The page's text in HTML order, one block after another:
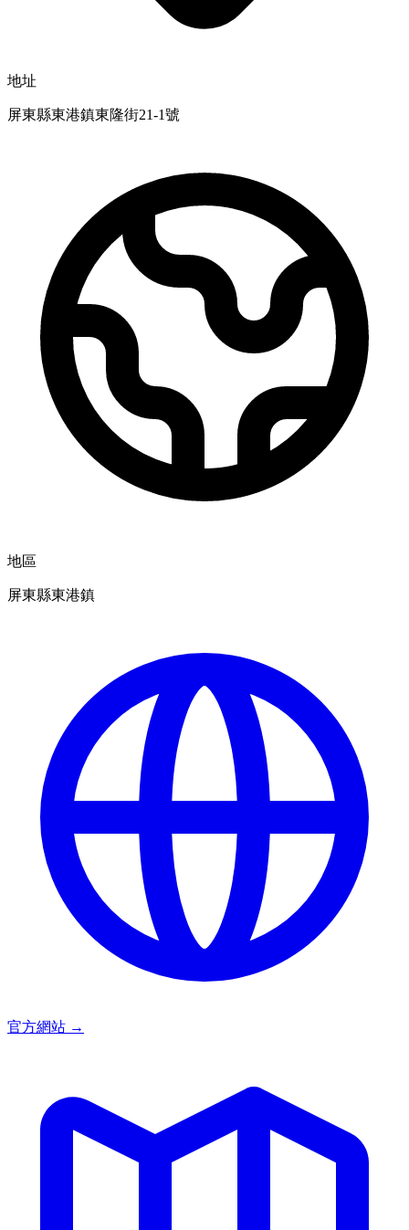
地址
屏東縣東港鎮東隆街21-1號
地區
屏東縣東港鎮
官方網站 →